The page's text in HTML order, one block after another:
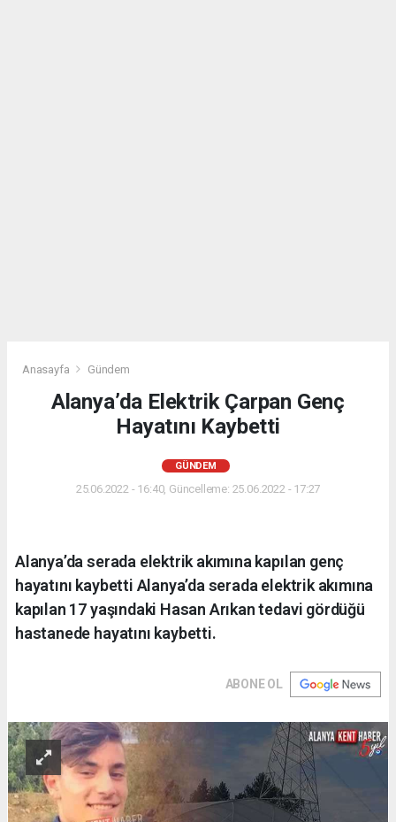
Anasayfa Gündem
Alanya’da Elektrik Çarpan Genç
Hayatını Kaybetti
GÜNDEM
25.06.2022 - 16:40, Güncelleme: 25.06.2022 - 17:27
Alanya’da serada elektrik akımına kapılan genç
hayatını kaybetti Alanya’da serada elektrik akımına
kapılan 17 yaşındaki Hasan Arıkan tedavi gördüğü
hastanede hayatını kaybetti.
ABONE OL